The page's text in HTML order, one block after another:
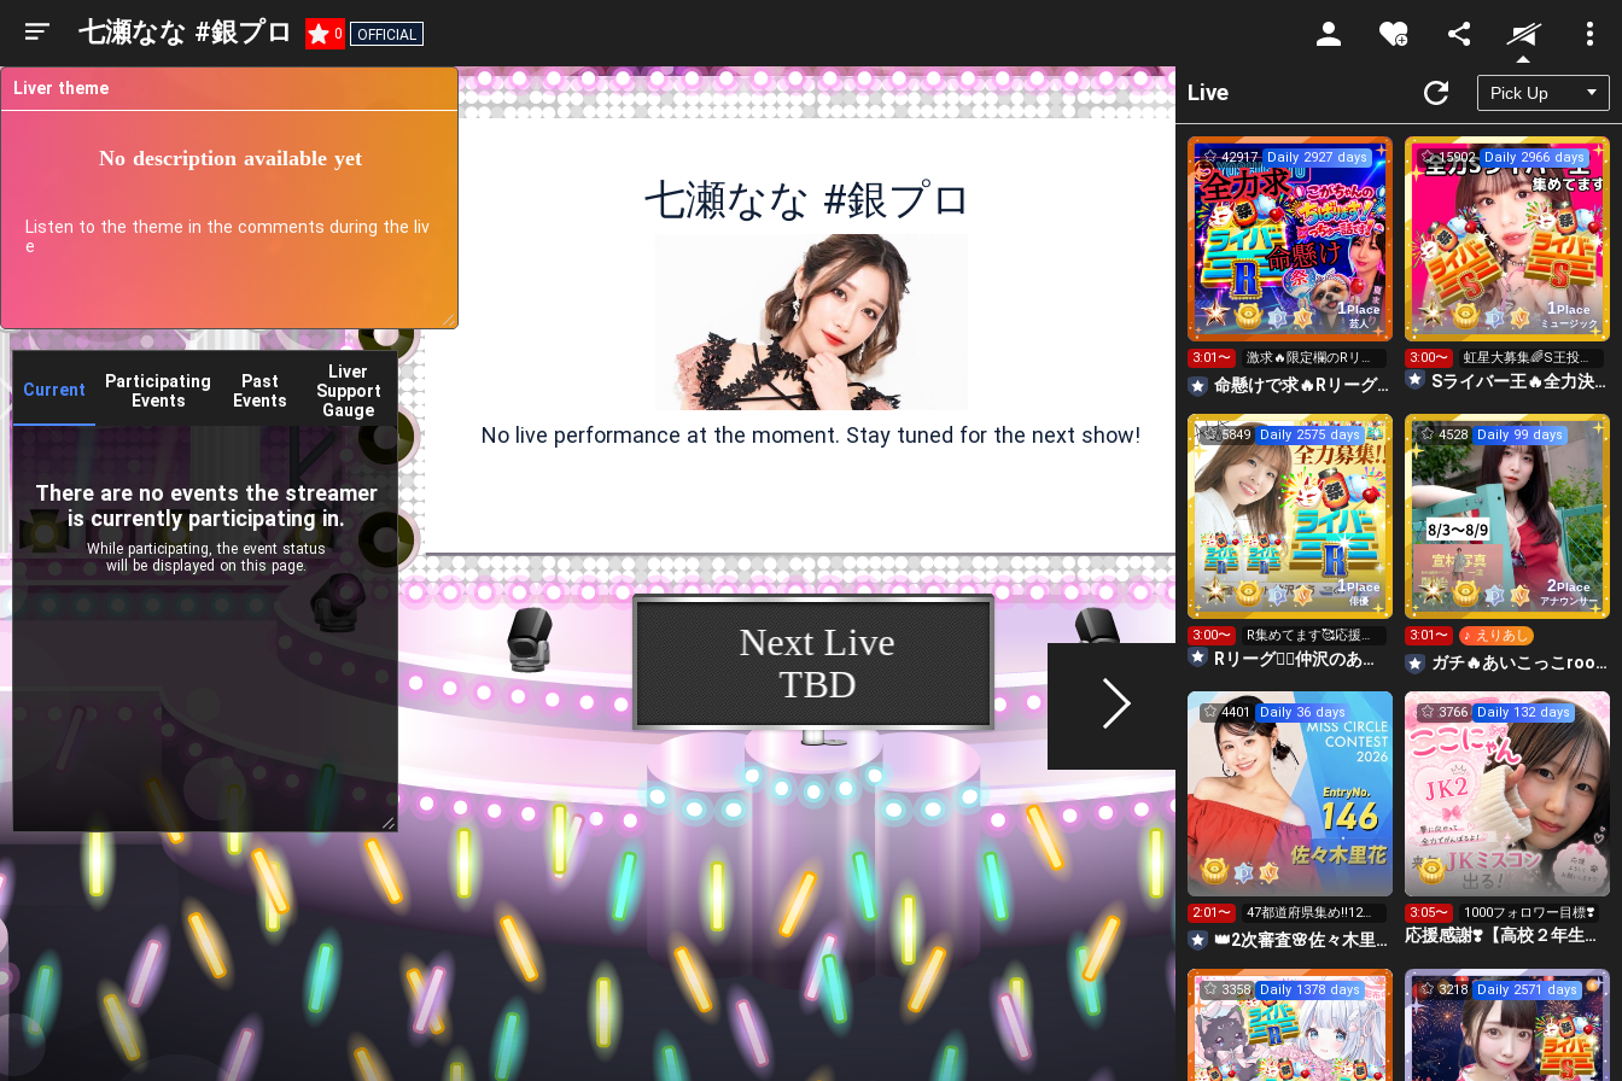
七瀬なな #銀プロ 0 OFFICIAL
Unmute
七瀬なな #銀プロ
No live performance at the moment. Stay tuned for the next show!
Current
Participating
Events
Past
Events
Liver
Support
Gauge
There are no events the streamer
is currently participating in.
While participating, the event status
will be displayed on this page.
Liver theme
No description available yet
Listen to the theme in the comments during the liv
e
Live
1Place
芸人
42917 Daily 2927 days
3:01〜
激求🔥限定欄のRリー
グ👑全力ポイント勝負
日🔥
命懸けで求🔥Rリーグ👑夏祭実行委員長🎆こがちゃんのちばります
1Place
ミュージック
15902 Daily 2966 days
3:00〜
虹星大募集🌈S王投げ
れます👑👑👑
Sライバー王🔥全力決勝🗽🌈Annnnnaの空⛱
1Place
俳優
5849 Daily 2575 days
3:00〜
R集めてます🥰応援し
て貰えたら嬉しいで Rリーグ❤️‍🔥仲沢のあ⛴໒꒱· ﾟ🌈
2Place
アナウンサー
4528 Daily 99 days
3:01〜 ♪ えりあし
ガチ🔥あいこっこroom🐥🌱あいこ
4401 Daily 36 days
2:01〜
47都道府県集め‼️12時
から投票🗳️
👑2次審査🌸佐々木里花❤️‍🔥 #ミスサークル2026
3766 Daily 132 days
3:05〜 1000フォロワー目標❣️
応援感謝❣️【高校２年生】ここにゃん😻🍣
3358 Daily 1378 days 3218 Daily 2571 days